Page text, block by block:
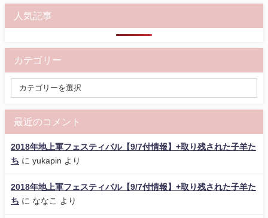
人気記事
カテゴリー
最近のコメント
2018年地上軍フェスティバル【9/7付情報】+取り残された子羊た
ち に yukapin より
2018年地上軍フェスティバル【9/7付情報】+取り残された子羊た
ち に ななこ より